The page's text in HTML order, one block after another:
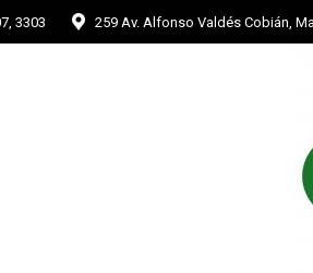
3303 259 Av. Alfonso Valdés Cobián,
ACADÉMICO ESTUDIANTES